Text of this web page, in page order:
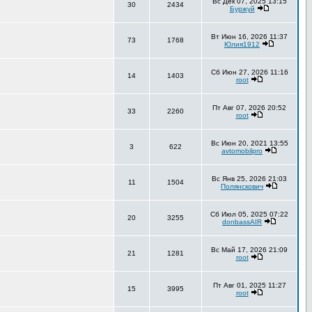
30 2434
Буржуй
73 1768
Вт Июн 16, 2026 11:37
Юлия1912
14 1403
Сб Июн 27, 2026 11:16
root
33 2260
Пт Авг 07, 2026 20:52
root
3 622
Вс Июн 20, 2021 13:55
avtomobilpro
11 1504
Вс Янв 25, 2026 21:03
Полянскович
20 3255
Сб Июл 05, 2025 07:22
donbassAIR
21 1281
Вс Май 17, 2026 21:09
root
15 3995
Пт Авг 01, 2025 11:27
root